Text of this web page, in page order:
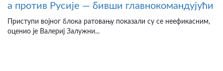
а против Русије — бивши главнокомандујући
Приступи војног блока ратовању показали су се неефикасним,
оценио је Валериј Залужни...